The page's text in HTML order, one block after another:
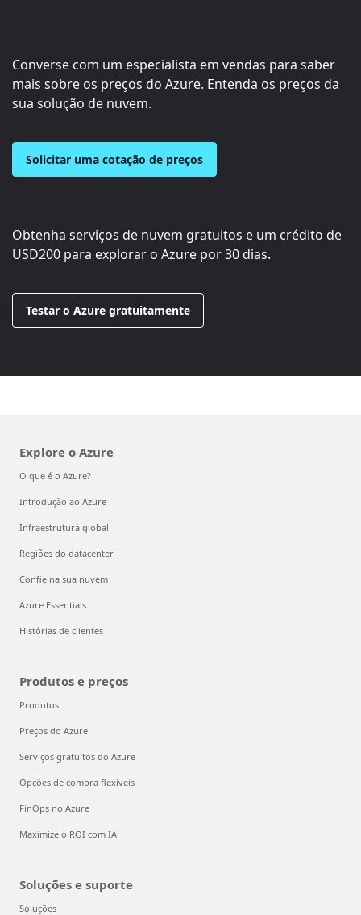
Converse com um especialista em vendas para saber
mais sobre os preços do Azure. Entenda os preços da
sua solução de nuvem.
Solicitar uma cotação de preços
Obtenha serviços de nuvem gratuitos e um crédito de
USD200 para explorar o Azure por 30 dias.
Testar o Azure gratuitamente
Explore o Azure
O que é o Azure?
Introdução ao Azure
Infraestrutura global
Regiões do datacenter
Confie na sua nuvem
Azure Essentials
Histórias de clientes
Produtos e preços
Produtos
Preços do Azure
Serviços gratuitos do Azure
Opções de compra flexíveis
FinOps no Azure
Maximize o ROI com IA
Soluções e suporte
Soluções